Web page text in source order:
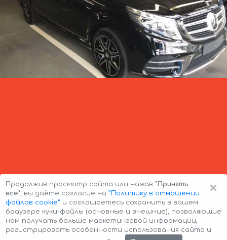
×
Продолжив просмотр сайта или нажав "Принять
все", вы даёте согласие на ”Политику в отношении
файлов cookie” и соглашаетесь сохранить в вашем
браузере куки-файлы (основные и внешние), позволяющие
нам получать больше маркетинговой информации,
регистрировать особенности использования сайта и